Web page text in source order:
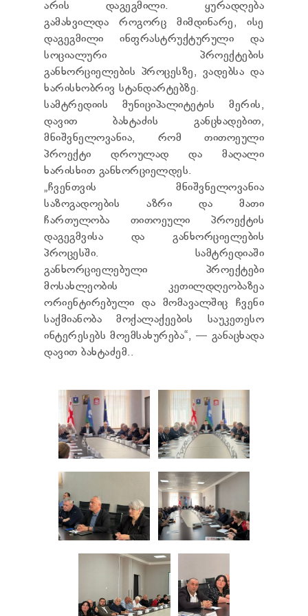
ᲢᲔᲜᲓᲔᲠᲔᲑᲘ
ᲞᲠᲔᲖᲘᲓᲔᲜᲢᲘᲡᲗᲕᲘᲡ ᲓᲐ
ᲞᲐᲠᲚᲐᲛᲔᲜᲢᲘᲡᲗᲕᲘᲡ ᲬᲐᲠᲡᲐᲓᲒᲔᲜᲘ ᲐᲜᲒᲐᲠᲘᲨᲘ
ᲡᲐᲯᲐᲠᲝ ᲘᲜᲤᲝᲠᲛᲐᲪᲘᲘᲡ ᲛᲝᲗᲮᲝᲕᲜᲐ
ᲞᲔᲠᲡᲝᲜᲐᲚᲣᲠ ᲛᲝᲜᲐᲪᲔᲛᲗᲐ ᲓᲐᲪᲕᲘᲡ
ᲝᲤᲘᲪᲔᲠᲘ
ᲡᲐᲛᲐᲠᲗᲚᲔᲑᲠᲘᲕᲘ ᲒᲐᲓᲐᲬᲧᲕᲔᲢᲘᲚᲔᲑᲔᲑᲘ
ᲒᲐᲡᲐᲩᲘᲕᲠᲔᲑᲘᲡ ᲬᲔᲡᲔᲑᲘ
არის დაგეგმილი. ყურადღება
გამახვილდა როგორც მიმდინარე, ისე
დაგეგმილი ინფრასტრუქტურული და
სოციალური პროექტების
განხორციელების პროცესზე, ვადებსა და
ხარისხობრივ სტანდარტებზე.
სამტრედიის მუნიციპალიტეტის მერის,
დავით ბახტაძის განცხადებით,
მნიშვნელოვანია, რომ თითოეული
პროექტი დროულად და მაღალი
ხარისხით განხორციელდეს.
„ჩვენთვის მნიშვნელოვანია
საზოგადოების აზრი და მათი
ჩართულობა თითოეული პროექტის
დაგეგმვისა და განხორციელების
პროცესში. სამტრედიაში
განხორციელებული პროექტები
მოსახლეობის კეთილდღეობაზეა
ორიენტირებული და მომავალშიც ჩვენი
საქმიანობა მოქალაქეების საუკეთესო
ინტერესებს მოემსახურება“, — განაცხადა
დავით ბახტაძემ..